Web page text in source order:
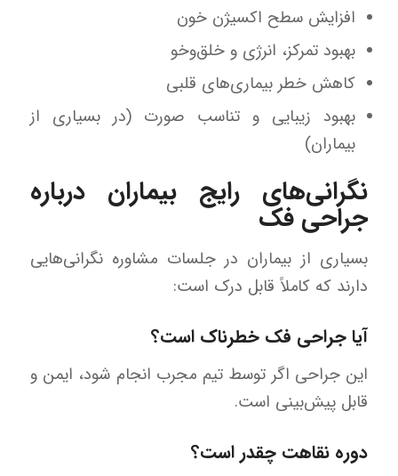
افزایش سطح اکسیژن خون
بهبود تمرکز، انرژی و خلق‌وخو
کاهش خطر بیماری‌های قلبی
بهبود زیبایی و تناسب صورت (در بسیاری از
بیماران)
نگرانی‌های رایج بیماران درباره
جراحی فک
بسیاری از بیماران در جلسات مشاوره نگرانی‌هایی
دارند که کاملاً قابل درک است:
آیا جراحی فک خطرناک است؟
این جراحی اگر توسط تیم مجرب انجام شود، ایمن و
قابل پیش‌بینی است.
دوره نقاهت چقدر است؟